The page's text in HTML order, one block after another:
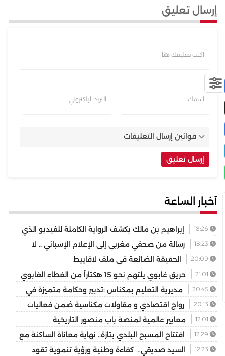
إرسال تعليق
اكتب تعليقك هنا
اسمك البريد الإلكتروني
قوانين إرسال التعليقات
أخبار الساعة
إبراهيم بن مالك يكشف الرواية الكاملة للفيديو الذي
أشعل مواقع التواصل
رسالة من صحفي مغربي إلى الإعلام الإسباني .. لا
تختزلوا التاريخ في رواية واحدة
الحقيقة الضائعة في ملف لافاييط
حريق غابوي يلتهم نحو 15 هكتاراً من الغطاء الغابوي
بإقليم تازة مديرية التعليم بمكناس :تدبير وحكامة متميزة في
توسيع وتجويد العرض المدرسي ثانوية المنتزه التأهيلية نموذجا
رواج اقتصادي و مقاولات مكناسية ضمن فعاليات
مهرجان عيساوة الدولي
معايير عالمية لمنصة باب منصور التاريخية
افتتاح المسبح البلدي بتازة.. نهاية معاناة الساكنة مع
غياب فضاء السباحة الوحيد
السيد صديقي… كفاءة وطنية ورؤية تنموية تقود